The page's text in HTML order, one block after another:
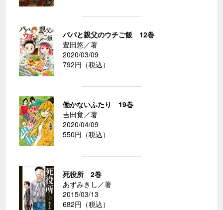
パパと親父のウチご飯 12巻
豊田悠／著
2020/03/09
792円（税込）
働かないふたり 19巻
吉田覚／著
2020/04/09
550円（税込）
死役所 2巻
あずみきし／著
2015/03/13
682円（税込）